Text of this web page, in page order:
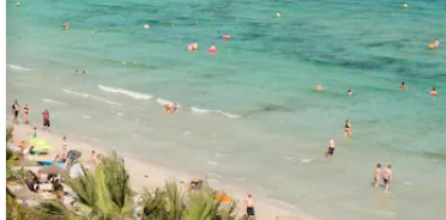
hoặc khám phá bằng các thao tác chạm hoặc vuốt.